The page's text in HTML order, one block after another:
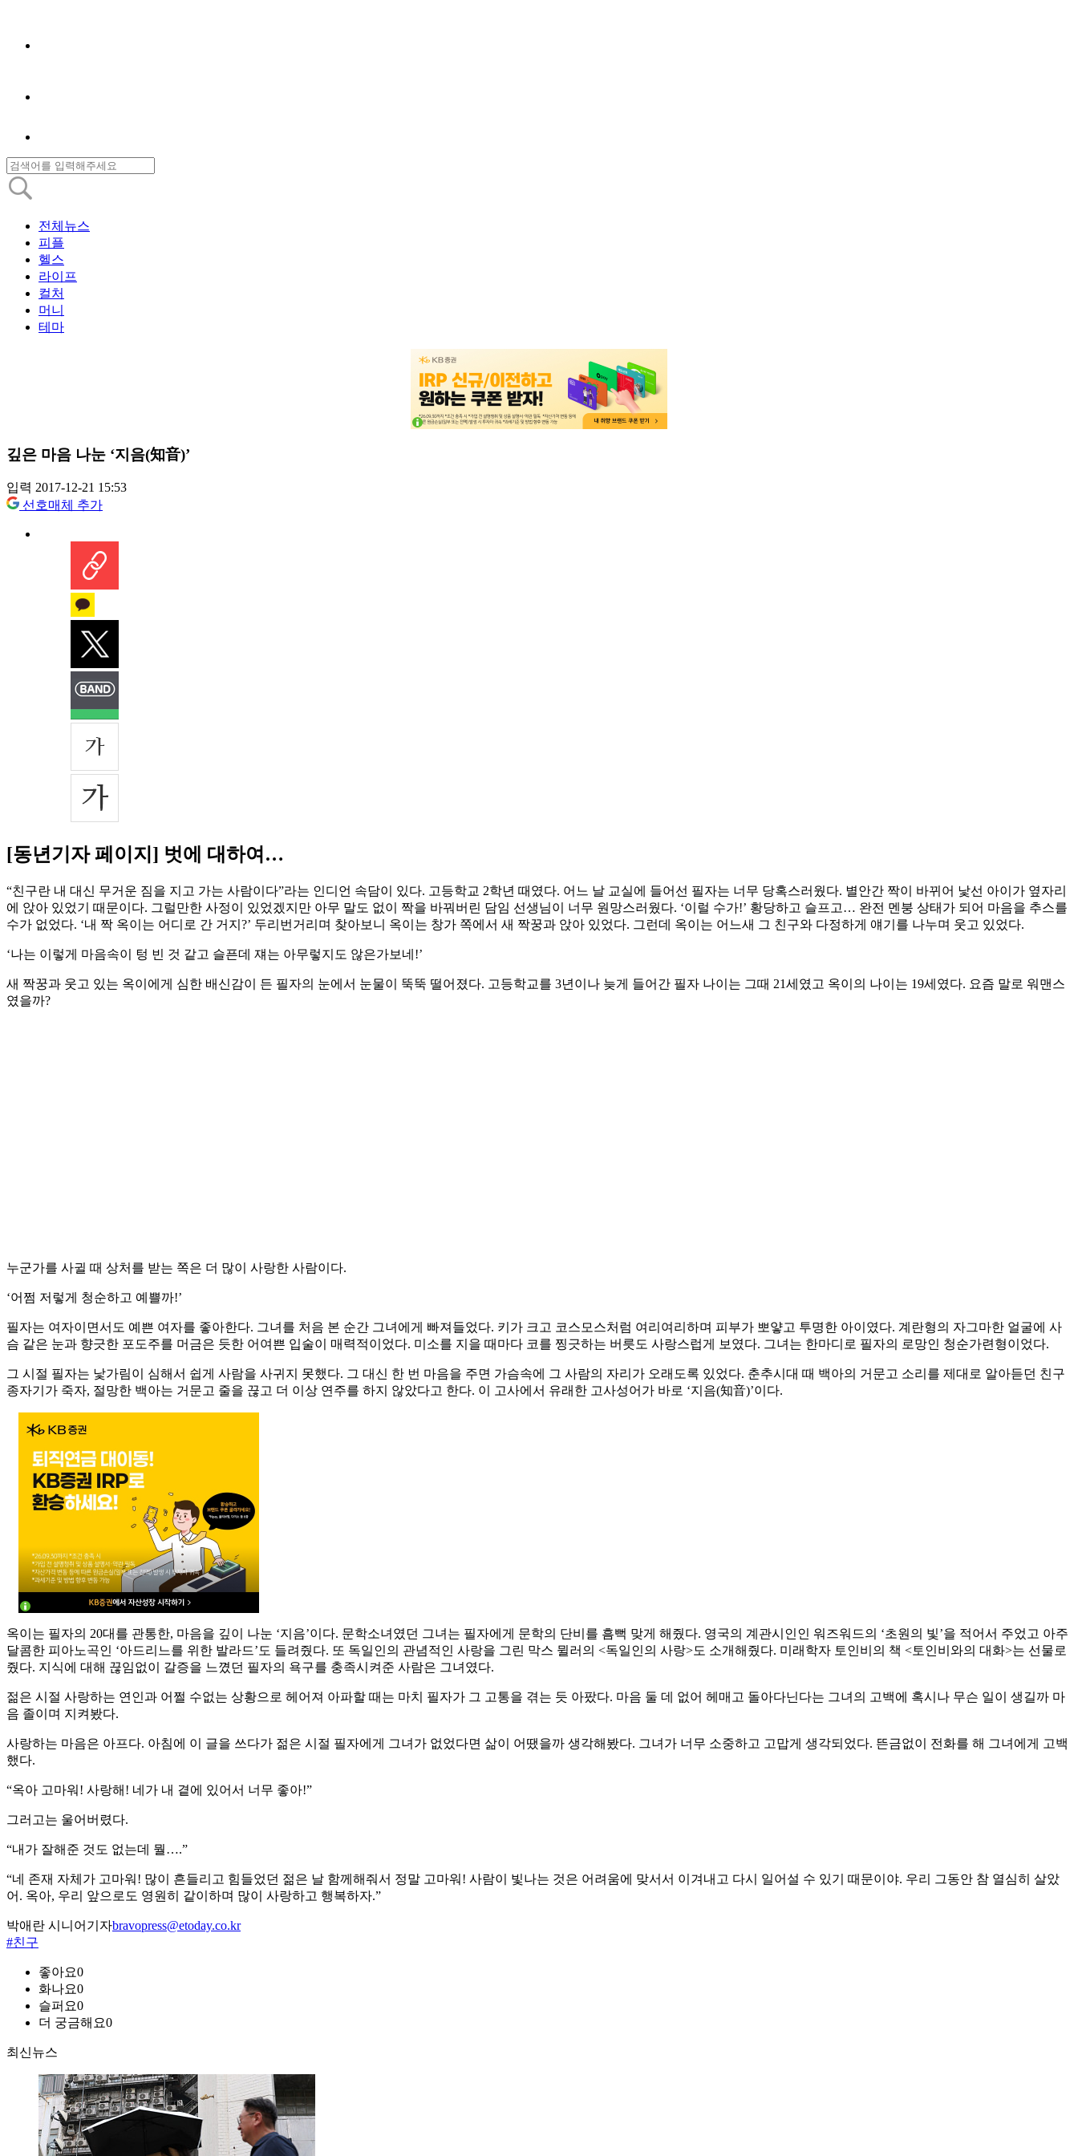
전체뉴스
피플
헬스
라이프
컬처
머니
테마
깊은 마음 나눈 ‘지음(知音)’
입력 2017-12-21 15:53
선호매체 추가
[동년기자 페이지] 벗에 대하여…
“친구란 내 대신 무거운 짐을 지고 가는 사람이다”라는 인디언 속담이 있다. 고등학교 2학년 때였다. 어느 날 교실에 들어선 필자는 너무 당혹스러웠다. 별안간 짝이 바뀌어 낯선 아이가 옆자리
에 앉아 있었기 때문이다. 그럴만한 사정이 있었겠지만 아무 말도 없이 짝을 바꿔버린 담임 선생님이 너무 원망스러웠다. ‘이럴 수가!’ 황당하고 슬프고… 완전 멘붕 상태가 되어 마음을 추스를
수가 없었다. ‘내 짝 옥이는 어디로 간 거지?’ 두리번거리며 찾아보니 옥이는 창가 쪽에서 새 짝꿍과 앉아 있었다. 그런데 옥이는 어느새 그 친구와 다정하게 얘기를 나누며 웃고 있었다.
‘나는 이렇게 마음속이 텅 빈 것 같고 슬픈데 쟤는 아무렇지도 않은가보네!’
새 짝꿍과 웃고 있는 옥이에게 심한 배신감이 든 필자의 눈에서 눈물이 뚝뚝 떨어졌다. 고등학교를 3년이나 늦게 들어간 필자 나이는 그때 21세였고 옥이의 나이는 19세였다. 요즘 말로 워맨스
였을까?
누군가를 사귈 때 상처를 받는 쪽은 더 많이 사랑한 사람이다.
‘어쩜 저렇게 청순하고 예쁠까!’
필자는 여자이면서도 예쁜 여자를 좋아한다. 그녀를 처음 본 순간 그녀에게 빠져들었다. 키가 크고 코스모스처럼 여리여리하며 피부가 뽀얗고 투명한 아이였다. 계란형의 자그마한 얼굴에 사
슴 같은 눈과 향긋한 포도주를 머금은 듯한 어여쁜 입술이 매력적이었다. 미소를 지을 때마다 코를 찡긋하는 버릇도 사랑스럽게 보였다. 그녀는 한마디로 필자의 로망인 청순가련형이었다.
그 시절 필자는 낯가림이 심해서 쉽게 사람을 사귀지 못했다. 그 대신 한 번 마음을 주면 가슴속에 그 사람의 자리가 오래도록 있었다. 춘추시대 때 백아의 거문고 소리를 제대로 알아듣던 친구
종자기가 죽자, 절망한 백아는 거문고 줄을 끊고 더 이상 연주를 하지 않았다고 한다. 이 고사에서 유래한 고사성어가 바로 ‘지음(知音)’이다.
옥이는 필자의 20대를 관통한, 마음을 깊이 나눈 ‘지음’이다. 문학소녀였던 그녀는 필자에게 문학의 단비를 흠뻑 맞게 해줬다. 영국의 계관시인인 워즈워드의 ‘초원의 빛’을 적어서 주었고 아주
달콤한 피아노곡인 ‘아드리느를 위한 발라드’도 들려줬다. 또 독일인의 관념적인 사랑을 그린 막스 뮐러의 <독일인의 사랑>도 소개해줬다. 미래학자 토인비의 책 <토인비와의 대화>는 선물로
줬다. 지식에 대해 끊임없이 갈증을 느꼈던 필자의 욕구를 충족시켜준 사람은 그녀였다.
젊은 시절 사랑하는 연인과 어쩔 수없는 상황으로 헤어져 아파할 때는 마치 필자가 그 고통을 겪는 듯 아팠다. 마음 둘 데 없어 헤매고 돌아다닌다는 그녀의 고백에 혹시나 무슨 일이 생길까 마
음 졸이며 지켜봤다.
사랑하는 마음은 아프다. 아침에 이 글을 쓰다가 젊은 시절 필자에게 그녀가 없었다면 삶이 어땠을까 생각해봤다. 그녀가 너무 소중하고 고맙게 생각되었다. 뜬금없이 전화를 해 그녀에게 고백
했다.
“옥아 고마워! 사랑해! 네가 내 곁에 있어서 너무 좋아!”
그러고는 울어버렸다.
“내가 잘해준 것도 없는데 뭘….”
“네 존재 자체가 고마워! 많이 흔들리고 힘들었던 젊은 날 함께해줘서 정말 고마워! 사람이 빛나는 것은 어려움에 맞서서 이겨내고 다시 일어설 수 있기 때문이야. 우리 그동안 참 열심히 살았
어. 옥아, 우리 앞으로도 영원히 같이하며 많이 사랑하고 행복하자.”
박애란 시니어기자bravopress@etoday.co.kr
#친구
좋아요0
화나요0
슬퍼요0
더 궁금해요0
최신뉴스